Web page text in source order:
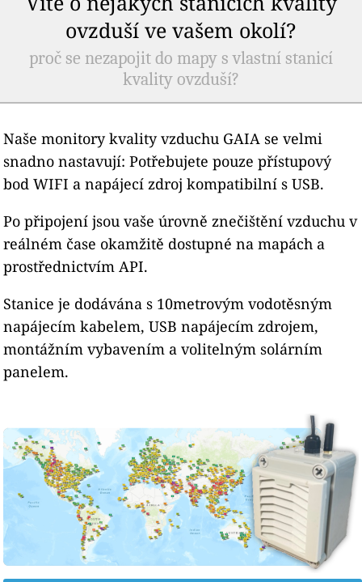
ovzduší ve vašem okolí?
proč se nezapojit do mapy s vlastní stanicí
kvality ovzduší?
Naše monitory kvality vzduchu GAIA se velmi
snadno nastavují: Potřebujete pouze přístupový
bod WIFI a napájecí zdroj kompatibilní s USB.
Po připojení jsou vaše úrovně znečištění vzduchu v
reálném čase okamžitě dostupné na mapách a
prostřednictvím API.
Stanice je dodávána s 10metrovým vodotěsným
napájecím kabelem, USB napájecím zdrojem,
montážním vybavením a volitelným solárním
panelem.